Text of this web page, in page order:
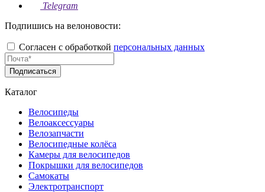
Telegram
Подпишись на велоновости:
Согласен с обработкой персональных данных
Подписаться
Каталог
Велосипеды
Велоаксессуары
Велозапчасти
Велосипедные колёса
Камеры для велосипедов
Покрышки для велосипедов
Самокаты
Электротранспорт